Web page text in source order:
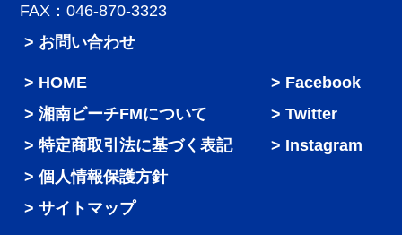
FAX：046-870-3323
> お問い合わせ
HOME
湘南ビーチFMについて
特定商取引法に基づく表記
個人情報保護方針
サイトマップ
Facebook
Twitter
Instagram